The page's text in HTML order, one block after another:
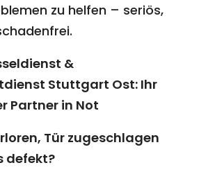
zu helfen – seriös,
&
Stuttgart Ost: Ihr
Partner in Not
Tür zugeschlagen
defekt?